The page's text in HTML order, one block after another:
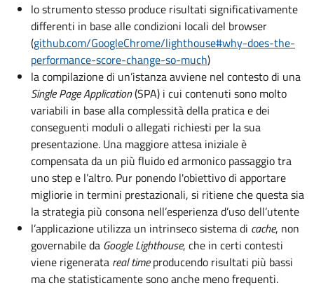
lo strumento stesso produce risultati significativamente
differenti in base alle condizioni locali del browser
(github.com/GoogleChrome/lighthouse#why-does-the-
performance-score-change-so-much)
la compilazione di un’istanza avviene nel contesto di una
Single Page Application(SPA) i cui contenuti sono molto
variabili in base alla complessità della pratica e dei
conseguenti moduli o allegati richiesti per la sua
presentazione. Una maggiore attesa iniziale è
compensata da un più fluido ed armonico passaggio tra
uno step e l’altro. Pur ponendo l'obiettivo di apportare
migliorie in termini prestazionali, si ritiene che questa sia
la strategia più consona nell’esperienza d’uso dell’utente
l’applicazione utilizza un intrinseco sistema di cache, non
governabile da Google Lighthouse, che in certi contesti
viene rigenerata real timeproducendo risultati più bassi
ma che statisticamente sono anche meno frequenti.